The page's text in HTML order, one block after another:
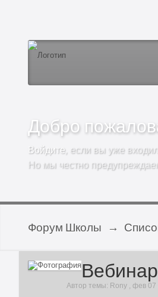
Добро
Войдите, если вы уже
Но мы честно
Форум Школы →
Автор темы: Rony ,фев 07